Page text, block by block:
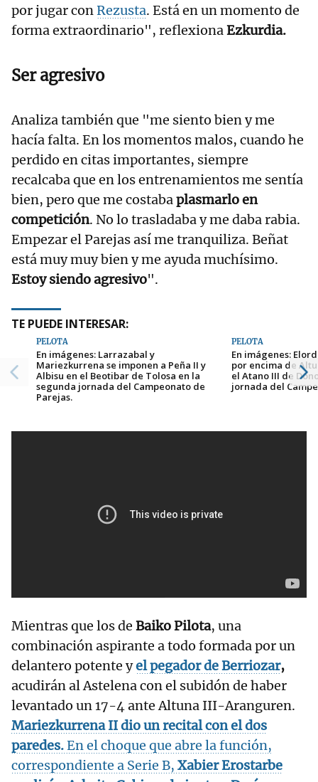
por jugar conRezusta. Está en un momento de
forma extraordinario", reflexionaEzkurdia.
Ser agresivo
Analiza también que "me siento bien y me
hacía falta. En los momentos malos, cuando he
perdido en citas importantes, siempre
recalcaba que en los entrenamientos me sentía
bien, pero que me costabaplasmarlo en
competición. No lo trasladaba y me daba rabia.
Empezar el Parejas así me tranquiliza. Beñat
está muy muy bien y me ayuda muchísimo.
Estoy siendo agresivo".
TE PUEDE INTERESAR:
PELOTA
En imágenes: Larrazabal y
Mariezkurrena se imponen a Peña II y
Albisu en el Beotibar de Tolosa en la
segunda jornada del Campeonato de
Parejas.
PELOTA
En imágenes:
por encima de
el Atano III de
jornada del
Mientras que los de Baiko Pilota, una
combinación aspirante a todo formada por un
delantero potente yel pegador de Berriozar,
acudirán al Astelena con el subidón de haber
levantado un 17-4 ante Altuna III-Aranguren.
Mariezkurrena IIdio un recital con el dos
paredes.En el choque que abre la función,
correspondiente a Serie B, Xabier Erostarbe